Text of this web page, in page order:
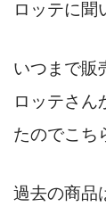
いつまで販
ロッテさん
たのでこち
過去の商品